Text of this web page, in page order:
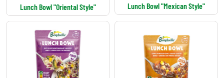
Lunch Bowl "Oriental Style" Lunch Bowl "Mexican Style"